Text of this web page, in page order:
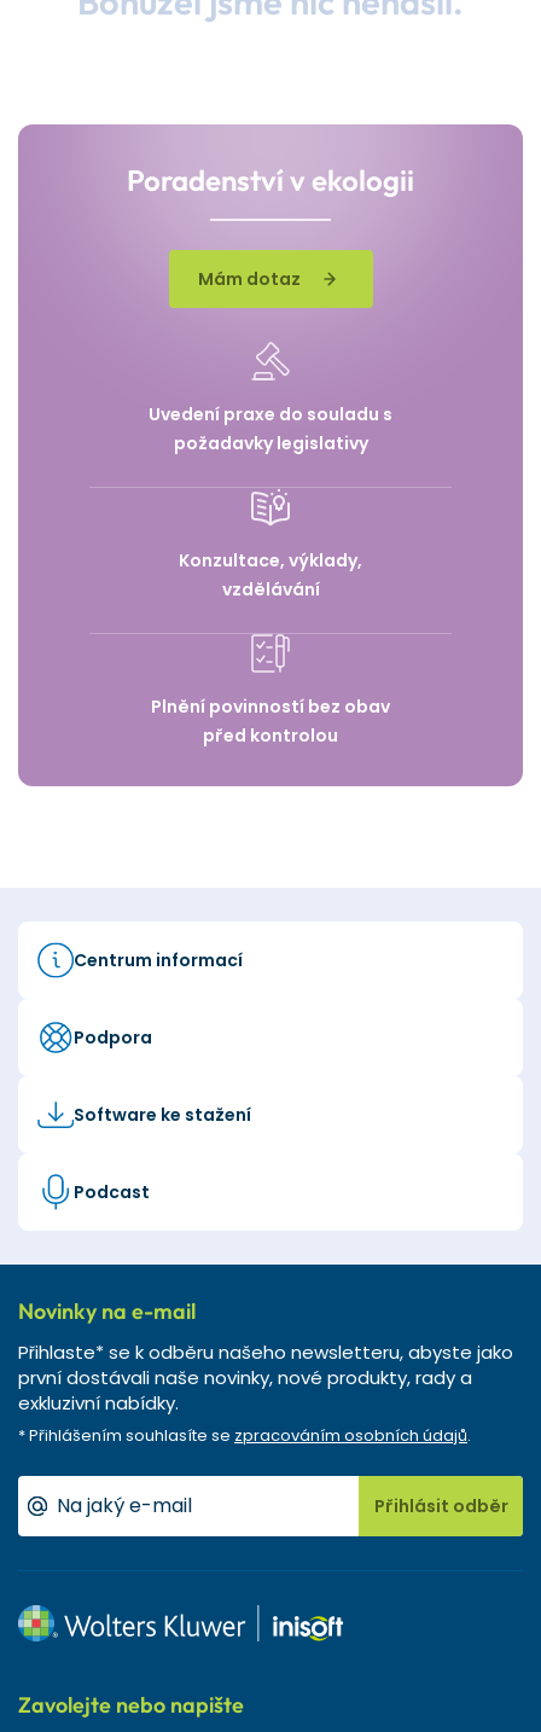
Poradenství v ekologii
Mám dotaz
Uvedení praxe do souladu s
požadavky legislativy
Konzultace, výklady,
vzdělávání
Plnění povinností bez obav
před kontrolou
Centrum informací
Podpora
Software ke stažení
Podcast
Novinky na e-mail
Přihlaste* se k odběru našeho newsletteru, abyste jako
první dostávali naše novinky, nové produkty, rady a
exkluzivní nabídky.
* Přihlášením souhlasíte se zpracováním osobních údajů.
Přihlásit odběr
Zavolejte nebo napište